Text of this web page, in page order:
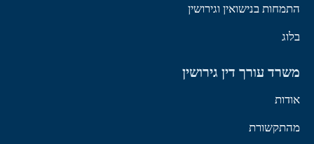
התמחות בנישואין וגירושין
בלוג
משרד עורך דין גירושין
אודות
מהתקשורת